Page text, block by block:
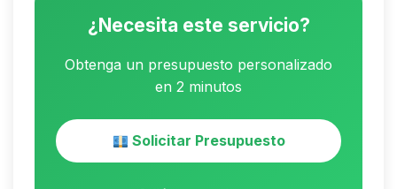
¿Necesita este servicio?
Obtenga un presupuesto personalizado
en 2 minutos
Solicitar Presupuesto